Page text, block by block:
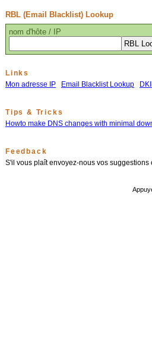
RBL (Email Blacklist) Lookup
nom d'hôte / IP
Links
Mon adresse IP
Email Blacklist Lookup
Tips & Tricks
Howto make DNS changes with minimal
Feedback
S'il vous plaît envoyez-nous vos